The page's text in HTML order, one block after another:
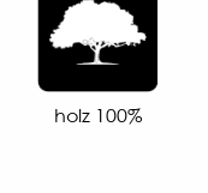
holz 100%